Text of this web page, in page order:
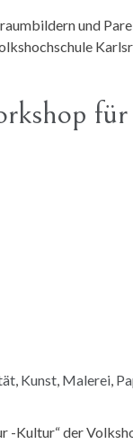
und
, Kunst, Malerei,
-Kultur“ der